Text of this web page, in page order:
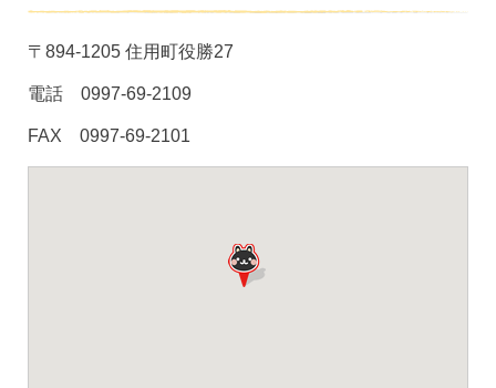
〒894-1205 住用町役勝27
電話 0997-69-2109
FAX 0997-69-2101